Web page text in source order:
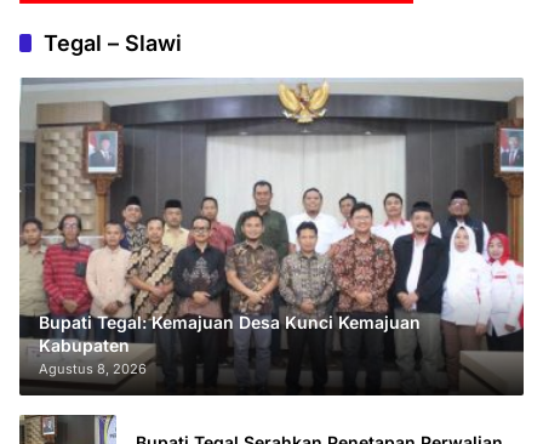
Tegal – Slawi
Bupati Tegal: Kemajuan Desa Kunci Kemajuan
Kabupaten
Agustus 8, 2026